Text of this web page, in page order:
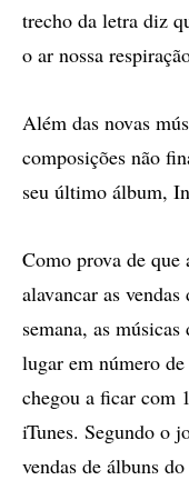
trecho da letra diz
o ar nossa
Além das novas
composições não
seu último álbum,
Como prova de que
alavancar as
semana, as
lugar em número
chegou a ficar com
iTunes. Segundo o
vendas de álbuns